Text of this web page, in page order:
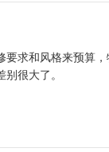
求和风格来预算，
大了。